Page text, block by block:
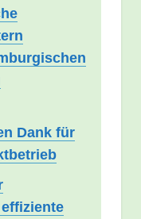
Dank für